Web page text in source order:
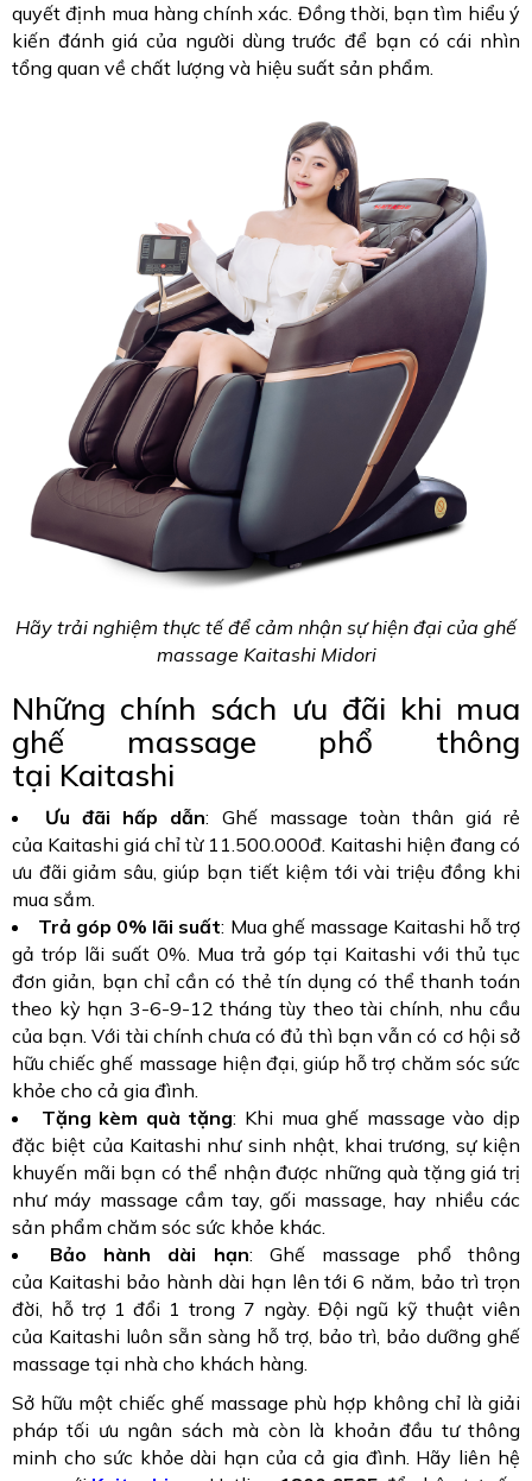
quyết định mua hàng chính xác. Đồng thời, bạn tìm hiểu ý
kiến đánh giá của người dùng trước để bạn có cái nhìn
tổng quan về chất lượng và hiệu suất sản phẩm.
Hãy trải nghiệm thực tế để cảm nhận sự hiện đại của ghế
massage Kaitashi Midori
Những chính sách ưu đãi khi mua
ghế massage phổ thông
tại Kaitashi
Ưu đãi hấp dẫn: Ghế massage toàn thân giá rẻ
của Kaitashi giá chỉ từ 11.500.000đ. Kaitashi hiện đang có
ưu đãi giảm sâu, giúp bạn tiết kiệm tới vài triệu đồng khi
mua sắm.
Trả góp 0% lãi suất: Mua ghế massage Kaitashi hỗ trợ
gả tróp lãi suất 0%. Mua trả góp tại Kaitashi với thủ tục
đơn giản, bạn chỉ cần có thẻ tín dụng có thể thanh toán
theo kỳ hạn 3-6-9-12 tháng tùy theo tài chính, nhu cầu
của bạn. Với tài chính chưa có đủ thì bạn vẫn có cơ hội sở
hữu chiếc ghế massage hiện đại, giúp hỗ trợ chăm sóc sức
khỏe cho cả gia đình.
Tặng kèm quà tặng: Khi mua ghế massage vào dịp
đặc biệt của Kaitashi như sinh nhật, khai trương, sự kiện
khuyến mãi bạn có thể nhận được những quà tặng giá trị
như máy massage cầm tay, gối massage, hay nhiều các
sản phẩm chăm sóc sức khỏe khác.
Bảo hành dài hạn: Ghế massage phổ thông
của Kaitashi bảo hành dài hạn lên tới 6 năm, bảo trì trọn
đời, hỗ trợ 1 đổi 1 trong 7 ngày. Đội ngũ kỹ thuật viên
của Kaitashi luôn sẵn sàng hỗ trợ, bảo trì, bảo dưỡng ghế
massage tại nhà cho khách hàng.
Sở hữu một chiếc ghế massage phù hợp không chỉ là giải
pháp tối ưu ngân sách mà còn là khoản đầu tư thông
minh cho sức khỏe dài hạn của cả gia đình. Hãy liên hệ